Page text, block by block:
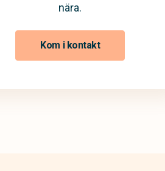
nära.
Kom i kontakt